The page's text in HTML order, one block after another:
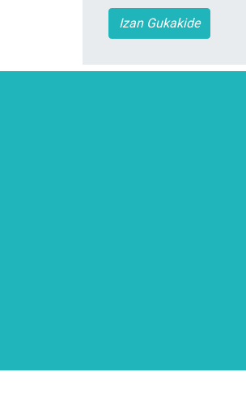
Izan Gukakide